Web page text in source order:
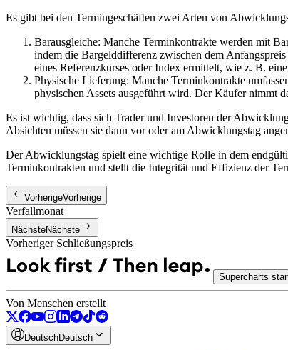
Es gibt bei den Termingeschäften zwei Arten von
Barausgleiche: Manche Terminkontrakte werden mit
indem die Bargelddifferenz zwischen dem
eines Referenzkurses oder Index ermittelt, wie z. B.
Physische Lieferung: Manche Terminkontrakte
physischen Assets ausgeführt wird. Der Käufer nimmt
Es ist wichtig, dass sich Trader und Investoren der
Absichten müssen sie dann vor oder am Abwicklungstag
Der Abwicklungstag spielt eine wichtige Rolle in dem
Terminkontrakten und stellt die Integrität und Effizienz der
VorherigeVorherige
Verfallmonat
NächsteNächste
Vorheriger Schließungspreis
Supercharts
Von Menschen erstellt
DeutschDeutsch